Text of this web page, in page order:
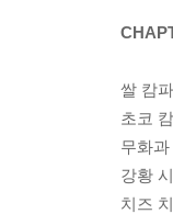
쌀 캄
초코
무화
강황
치즈